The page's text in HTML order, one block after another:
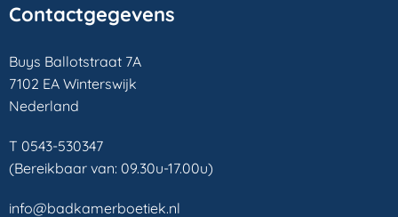
Contactgegevens
Buys Ballotstraat 7A
7102 EA Winterswijk
Nederland
T 0543-530347
(Bereikbaar van: 09.30u-17.00u)
info@badkamerboetiek.nl